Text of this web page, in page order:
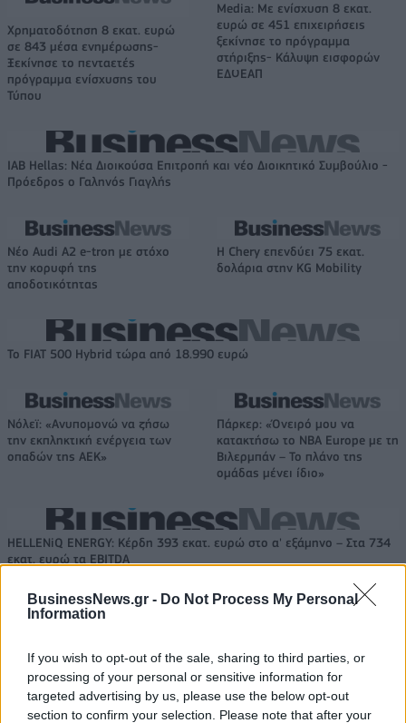
BusinessNews.gr - Do Not Process My Personal
Information
If you wish to opt-out of the sale, sharing to third parties, or
processing of your personal or sensitive information for
targeted advertising by us, please use the below opt-out
section to confirm your selection. Please note that after your
Χρηματοδότηση 8 εκατ. ευρώ
σε 843 μέσα ενημέρωσης-
Ξεκίνησε το πενταετές
πρόγραμμα ενίσχυσης του
Τύπου
Media: Με ενίσχυση 8 εκατ.
ευρώ σε 451 επιχειρήσεις
ξεκίνησε το πρόγραμμα
στήριξης- Κάλυψη εισφορών
ΕΔΟΕΑΠ
IAB Hellas: Νέα Διοικούσα Επιτροπή και νέο Διοικητικό Συμβούλιο -
Πρόεδρος ο Γαληνός Γιαγλής
Νέο Audi A2 e-tron με στόχο
την κορυφή της
αποδοτικότητας
Η Chery επενδύει 75 εκατ.
δολάρια στην KG Mobility
Το FIAT 500 Hybrid τώρα από 18.990 ευρώ
Νόλεϊ: «Ανυπομονώ να ζήσω
την εκπληκτική ενέργεια των
οπαδών της ΑΕΚ»
Πάρκερ: «Όνειρό μου να
κατακτήσω το ΝΒΑ Europe με τη
Βιλερμπάν – Το πλάνο της
ομάδας μένει ίδιο»
HELLENiQ ENERGY: Κέρδη 393 εκατ. ευρώ στο α' εξάμηνο – Στα 734
εκατ. ευρώ τα EBITDA
Viohalco: Αυξημένος κατά 14%
ο τζίρος στο α' εξάμηνο, στα 4,3
δισ. ευρώ – Στα 446 εκατ. ευρώ
τα EBITDA
ΥΠΕΘΟΟ: Νέες επενδύσεις 1
δισ. ευρώ ως το 2028 για την
Ενέργεια